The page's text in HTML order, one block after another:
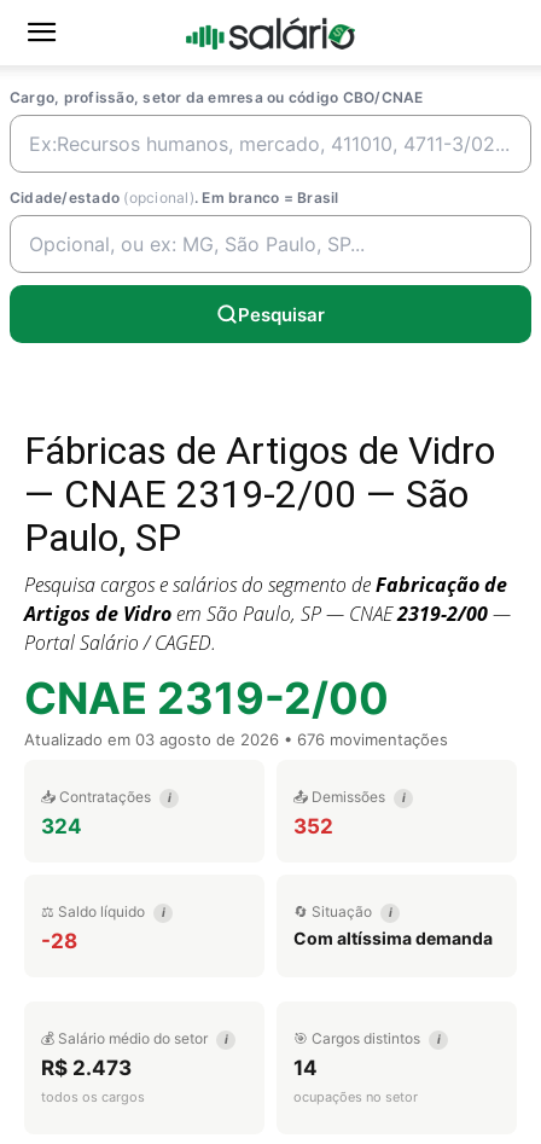
Cargo, profissão, setor da emresa ou código CBO/CNAE
Cidade/estado (opcional). Em branco = Brasil
Pesquisar
Fábricas de Artigos de Vidro
— CNAE 2319-2/00 — São
Paulo, SP
Pesquisa cargos e salários do segmento deFabricação de
Artigos de Vidroem São Paulo, SP — CNAE2319-2/00—
Portal Salário / CAGED.
CNAE 2319-2/00
Atualizado em 03 agosto de 2026 • 676 movimentações
📥 Contratações i
324
📤 Demissões i
352
⚖️ Saldo líquido i
-28
🔄 Situação i
Com altíssima demanda
💰 Salário médio do setor i
R$ 2.473
todos os cargos
🎯 Cargos distintos i
14
ocupações no setor